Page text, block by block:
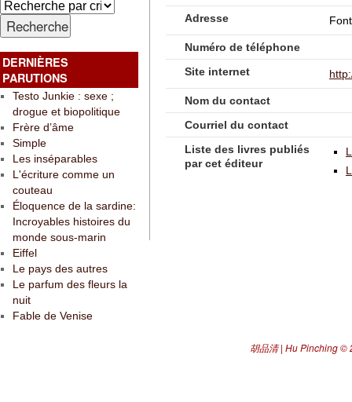
DERNIÈRES
PARUTIONS
Testo Junkie : sexe ;
drogue et biopolitique
Frère d’âme
Simple
Les inséparables
L'écriture comme un
couteau
Éloquence de la sardine:
Incroyables histoires du
monde sous-marin
Eiffel
Le pays des autres
Le parfum des fleurs la
nuit
Fable de Venise
Adresse
Numéro de téléphone
Site internet
Nom du contact
Courriel du contact
Liste des livres publiés
par cet éditeur
胡品清 | Hu Pinching©